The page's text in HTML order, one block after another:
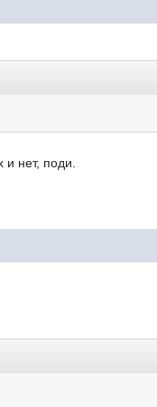
и нет, поди.